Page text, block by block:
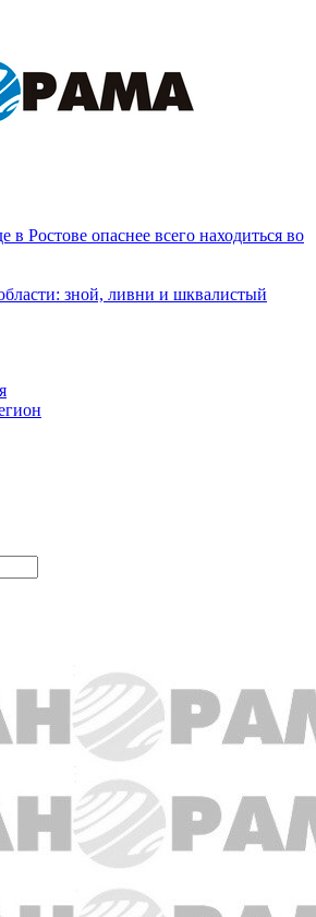
в Ростове опаснее всего находиться во
зной, ливни и шквалистый